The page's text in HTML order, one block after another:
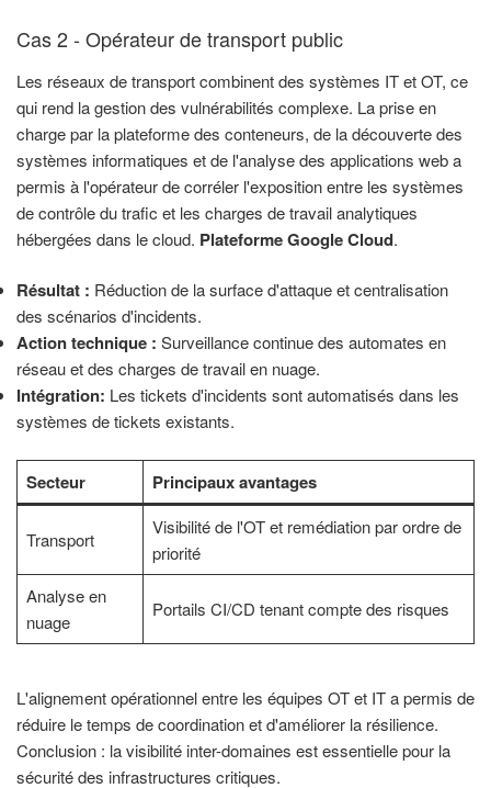
Cas 2 - Opérateur de transport public
Les réseaux de transport combinent des systèmes IT et OT, ce
qui rend la gestion des vulnérabilités complexe. La prise en
charge par la plateforme des conteneurs, de la découverte des
systèmes informatiques et de l'analyse des applications web a
permis à l'opérateur de corréler l'exposition entre les systèmes
de contrôle du trafic et les charges de travail analytiques
hébergées dans le cloud. Plateforme Google Cloud.
Résultat : Réduction de la surface d'attaque et centralisation
des scénarios d'incidents.
Action technique : Surveillance continue des automates en
réseau et des charges de travail en nuage.
Intégration: Les tickets d'incidents sont automatisés dans les
systèmes de tickets existants.
Secteur Principaux avantages
Transport
Visibilité de l'OT et remédiation par ordre de
priorité
Analyse en
nuage
Portails CI/CD tenant compte des risques
L'alignement opérationnel entre les équipes OT et IT a permis de
réduire le temps de coordination et d'améliorer la résilience.
Conclusion : la visibilité inter-domaines est essentielle pour la
sécurité des infrastructures critiques.